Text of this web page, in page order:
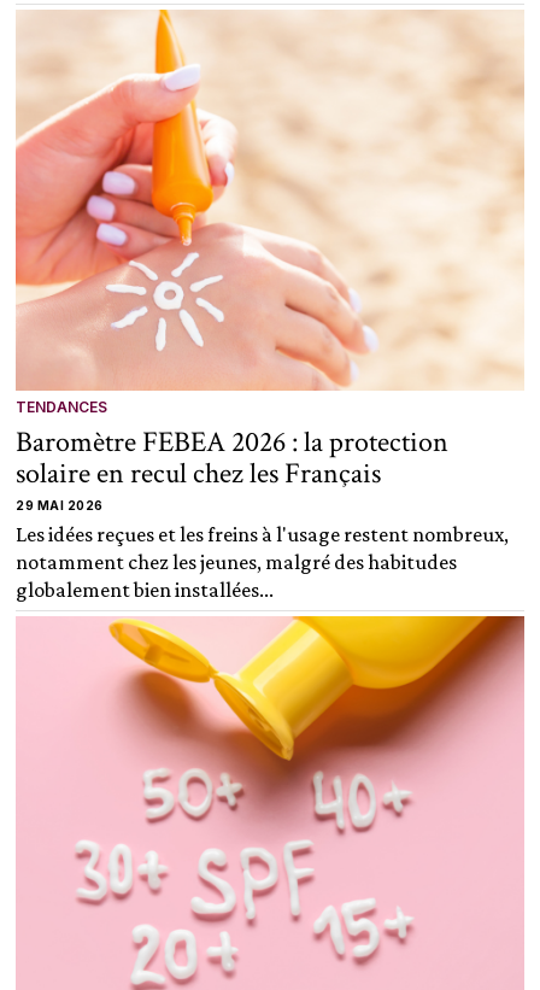
TENDANCES
Baromètre FEBEA 2026 : la protection
solaire en recul chez les Français
29 MAI 2026
Les idées reçues et les freins à l'usage restent nombreux,
notamment chez les jeunes, malgré des habitudes
globalement bien installées...